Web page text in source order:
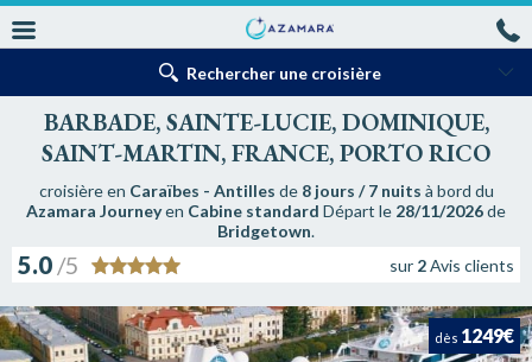
Rechercher une croisière
BARBADE, SAINTE-LUCIE, DOMINIQUE,
SAINT-MARTIN, FRANCE, PORTO RICO
croisière en Caraïbes - Antilles de 8 jours / 7 nuits à bord du
Azamara Journeyen Cabine standard Départ le 28/11/2026de
Bridgetown.
5.0 /5 sur 2Avis clients
dès 1249€